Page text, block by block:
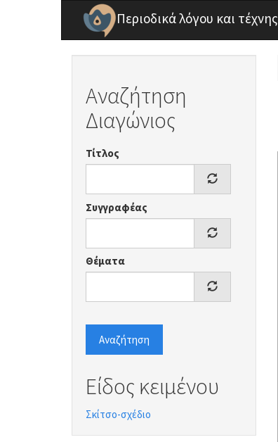
Παράκαμψη προς το κυρίως περιεχόμενο
Περιοδικά λόγου και τέχνης
Αναζήτηση
Διαγώνιος
Τίτλος
Συγγραφέας
Θέματα
Αναζήτηση
Είδος κειμένου
Σκίτσο-σχέδιο